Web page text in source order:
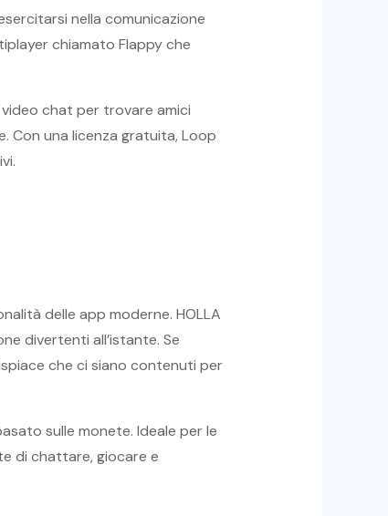
nella comunicazione
chiamato Flappy che
chat per trovare amici
Con una licenza gratuita, Loop
delle app moderne. HOLLA
divertenti all’istante. Se
che ci siano contenuti per
sulle monete. Ideale per le
di chattare, giocare e